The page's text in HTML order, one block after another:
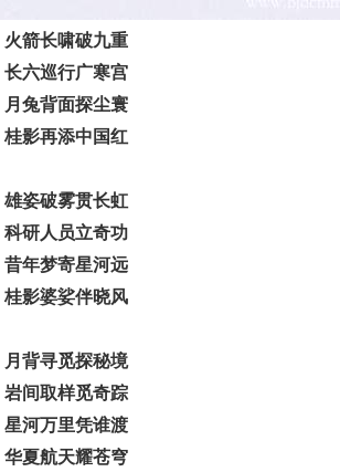
火箭长啸破九重
长六巡行广寒宫
月兔背面探尘寰
桂影再添中国红
雄姿破雾贯长虹
科研人员立奇功
昔年梦寄星河远
桂影婆娑伴晓风
月背寻觅探秘境
岩间取样觅奇踪
星河万里凭谁渡
华夏航天耀苍穹